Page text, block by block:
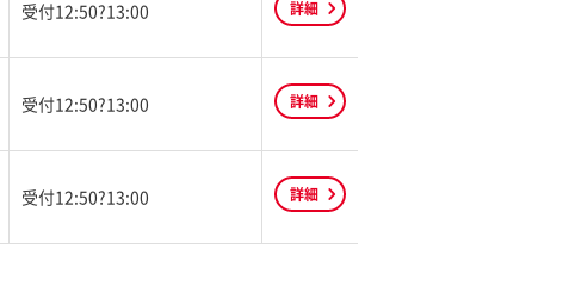
受付12:50?13:00 詳細
受付12:50?13:00 詳細
受付12:50?13:00 詳細